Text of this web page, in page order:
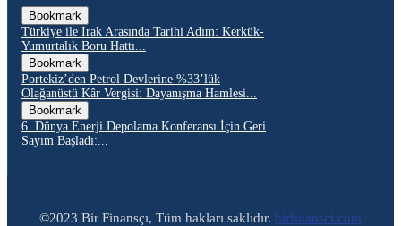
Bookmark
Türkiye ile Irak Arasında Tarihi Adım: Kerkük-
Yumurtalık Boru Hattı...
Bookmark
Portekiz’den Petrol Devlerine %33’lük
Olağanüstü Kâr Vergisi: Dayanışma Hamlesi...
Bookmark
6. Dünya Enerji Depolama Konferansı İçin Geri
Sayım Başladı:...
©2023 Bir Finansçı, Tüm hakları saklıdır. birfinansci.com